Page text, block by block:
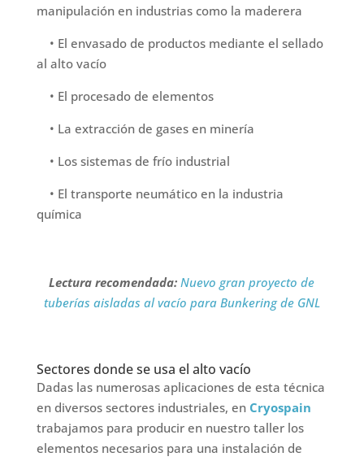
manipulación en industrias como la maderera
• El envasado de productos mediante el sellado
al alto vacío
• El procesado de elementos
• La extracción de gases en minería
• Los sistemas de frío industrial
• El transporte neumático en la industria
química
Lectura recomendada: Nuevo gran proyecto de
tuberías aisladas al vacío para Bunkering de GNL
Sectores donde se usa el alto vacío
Dadas las numerosas aplicaciones de esta técnica
en diversos sectores industriales, en Cryospain
trabajamos para producir en nuestro taller los
elementos necesarios para una instalación de